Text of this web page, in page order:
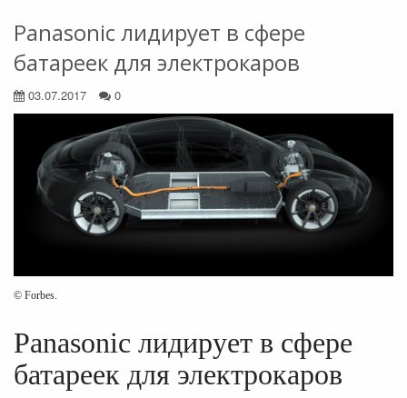
Panasonic лидирует в сфере
батареек для электрокаров
03.07.2017 0
© Forbes.
Panasonic лидирует в сфере
батареек для электрокаров